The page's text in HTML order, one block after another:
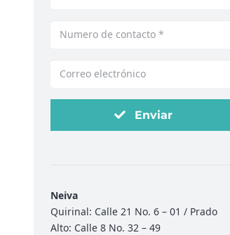
Enviar
Neiva
Quirinal: Calle 21 No. 6 – 01 / Prado
Alto: Calle 8 No. 32 – 49